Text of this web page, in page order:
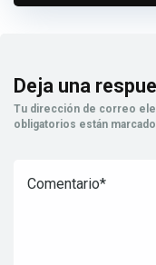
Deja una
Tu dirección de correo
obligatorios están